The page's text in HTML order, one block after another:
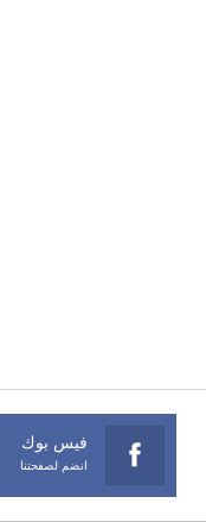
فيس بوك
انضم لصفحتنا